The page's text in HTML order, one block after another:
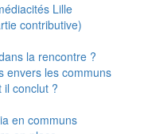
Lille
contributive)
la rencontre ?
envers les communs
il conclut ?
en communs